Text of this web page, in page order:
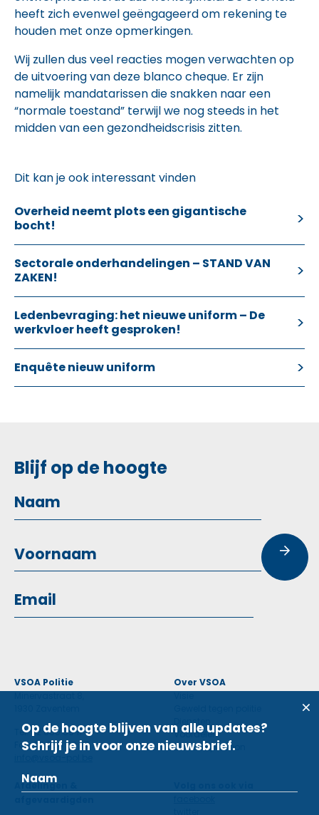
heeft zich evenwel geëngageerd om rekening te
houden met onze opmerkingen.
Wij zullen dus veel reacties mogen verwachten op
de uitvoering van deze blanco cheque. Er zijn
namelijk mandatarissen die snakken naar een
“normale toestand” terwijl we nog steeds in het
midden van een gezondheidscrisis zitten.
Dit kan je ook interessant vinden
Overheid neemt plots een gigantische
bocht!
Sectorale onderhandelingen – STAND VAN
ZAKEN!
Ledenbevraging: het nieuwe uniform – De
werkvloer heeft gesproken!
Enquête nieuw uniform
Blijf op de hoogte
VSOA Politie
Tel: 02 660 59 11
Fax: 02 660 50 97
info@vsoa-pol.be
Over VSOA
Diensten
Voordelen
Contactpersoon
Afdelingen &
Op de hoogte blijven van alle updates?
Schrijf je in voor onze nieuwsbrief.